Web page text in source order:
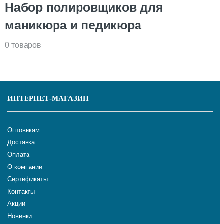
Набор полировщиков для
маникюра и педикюра
0 товаров
ИНТЕРНЕТ-МАГАЗИН
Оптовикам
Доставка
Оплата
О компании
Сертификаты
Контакты
Акции
Новинки